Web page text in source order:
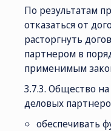
По результатам
отказаться от
расторгнуть
партнером в
применимым
3.7.3. Общество
деловых
обеспечивать